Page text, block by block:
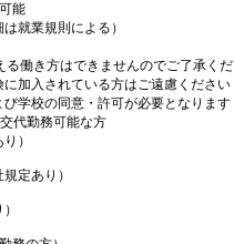
能
就業規則による）
る働き方はできませんのでご了承く
に加入されている方はご遠慮ください
び学校の同意・許可が必要となります
代勤務可能な方
）
定あり）